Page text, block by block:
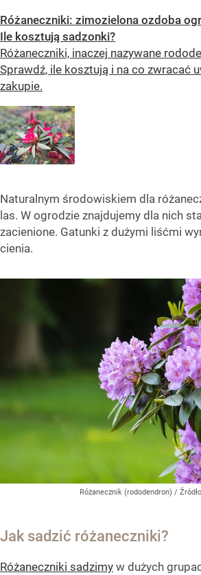
Różaneczniki: zimozielona ozdoba
Ile kosztują sadzonki?
Różaneczniki, inaczej nazywane
Sprawdź, ile kosztują i na co zwracać
zakupie.
Naturalnym środowiskiem dla
las. W ogrodzie znajdujemy dla nich
zacienione. Gatunki z dużymi liśćmi
cienia.
Różanecznik (rododendron) /
Jak sadzić różaneczniki?
Różaneczniki sadzimy w dużych